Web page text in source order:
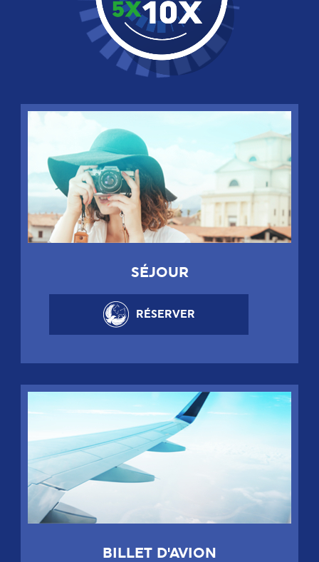
SÉJOUR
RÉSERVER
BILLET D'AVION